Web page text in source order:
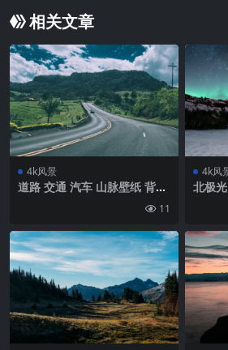
相关文章
4k风景
道路 交通 汽车 山脉壁纸 背景
11
4k风
北极